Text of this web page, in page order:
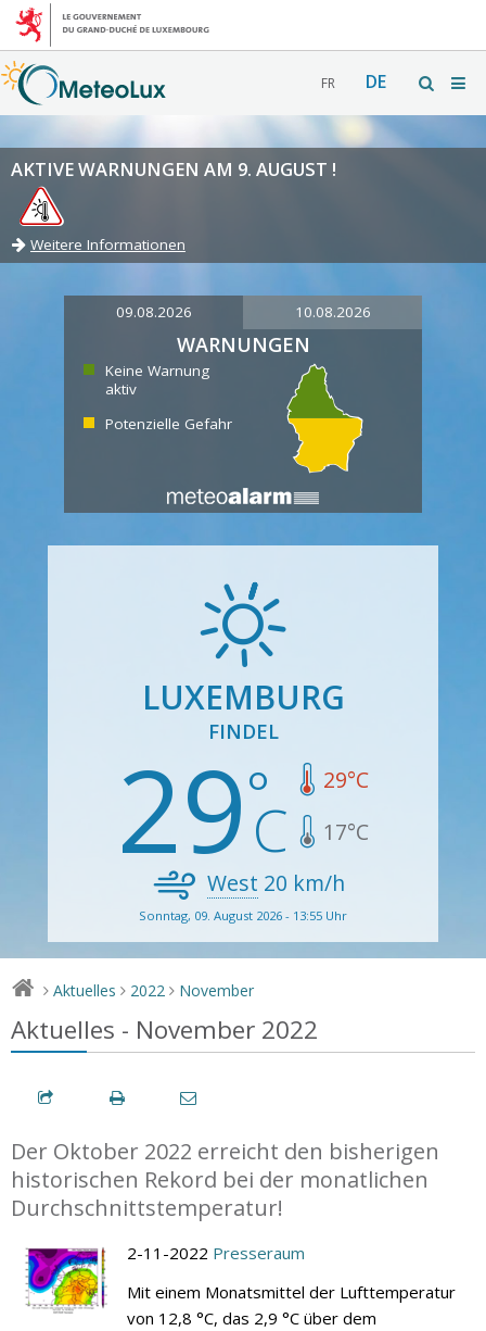
FR DE
AKTIVE WARNUNGEN AM 9. AUGUST !
Weitere Informationen
09.08.2026 10.08.2026
WARNUNGEN
Keine Warnung
aktiv
Potenzielle Gefahr
LUXEMBURG
FINDEL
29 29°C
17°C
West 20 km/h
Sonntag, 09. August 2026 - 13:55 Uhr
> Aktuelles > 2022 > November
Aktuelles - November 2022
Der Oktober 2022 erreicht den bisherigen
historischen Rekord bei der monatlichen
Durchschnittstemperatur!
2-11-2022 Presseraum
Mit einem Monatsmittel der Lufttemperatur
von 12,8 °C, das 2,9 °C über dem